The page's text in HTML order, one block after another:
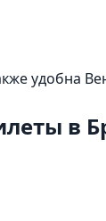
удобна
в